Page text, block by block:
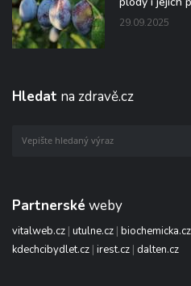
29.09.2025
Hledat na zdravě.cz
Partnerské weby
vitalweb.cz | utulne.cz | biochemicka.cz
kdechcibydlet.cz | irest.cz | dalten.cz